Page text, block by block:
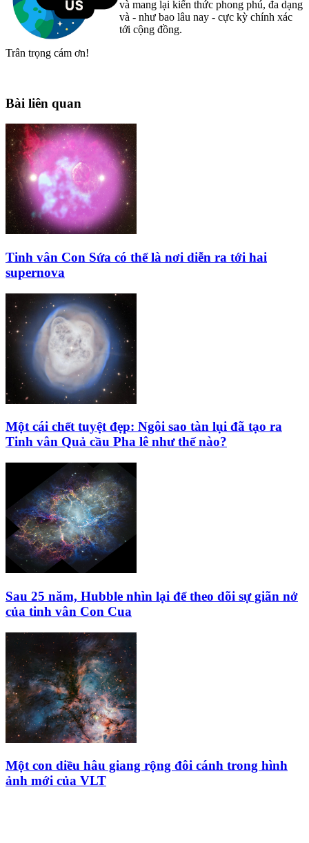
và mang lại kiến thức phong phú, đa dạng
và - như bao lâu nay - cực kỳ chính xác
tới cộng đồng.
Trân trọng cám ơn!
Bài liên quan
Tinh vân Con Sứa có thể là nơi diễn ra tới hai
supernova
Một cái chết tuyệt đẹp: Ngôi sao tàn lụi đã tạo ra
Tinh vân Quả cầu Pha lê như thế nào?
Sau 25 năm, Hubble nhìn lại để theo dõi sự giãn nở
của tinh vân Con Cua
Một con diều hâu giang rộng đôi cánh trong hình
ảnh mới của VLT